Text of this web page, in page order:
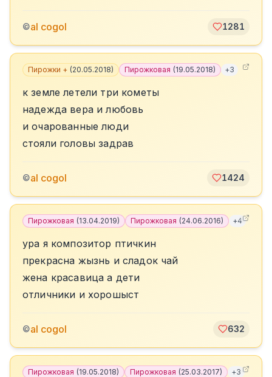
©al cogol 1281
Пирожки + (20.05.2018) Пирожковая (19.05.2018) +3
к земле летели три кометы
надежда вера и любовь
и очарованные люди
стояли головы задрав
©al cogol 1424
Пирожковая (13.04.2019) Пирожковая (24.06.2016) +4
ура я композитор птичкин
прекрасна жызнь и сладок чай
жена красавица а дети
отличники и хорошыст
©al cogol 632
Пирожковая (19.05.2018) Пирожковая (25.03.2017) +3